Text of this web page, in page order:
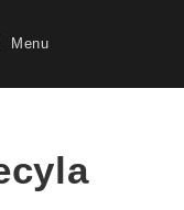
Menu